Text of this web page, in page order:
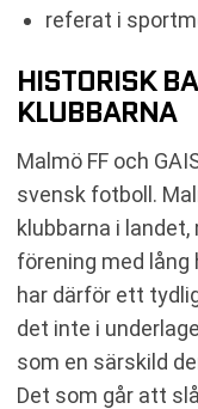
referat i
HISTORISK
KLUBBARNA
Malmö FF och
svensk fotboll.
klubbarna i
förening med
har därför ett
det inte i
som en särskild
Det som går att